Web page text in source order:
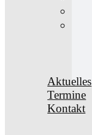
Aktuelles
Termine
Kontakt